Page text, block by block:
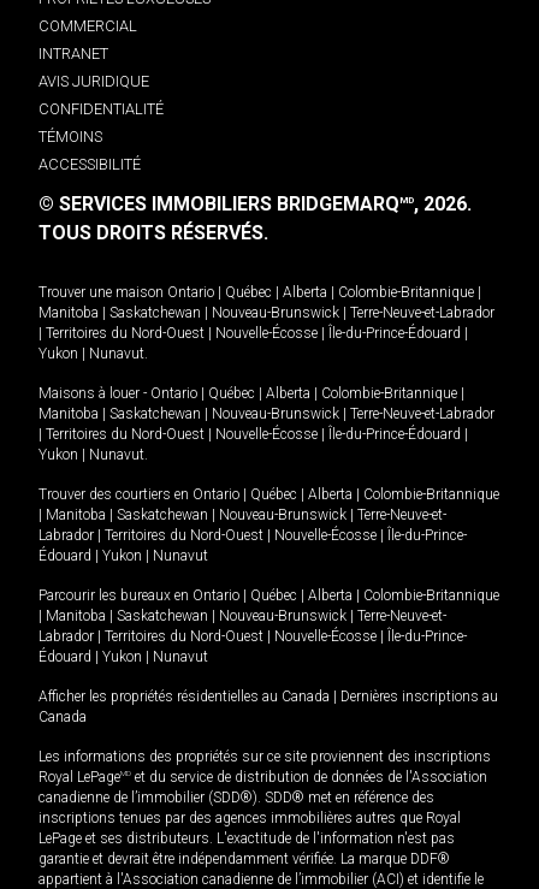
COMMERCIAL
INTRANET
AVIS JURIDIQUE
CONFIDENTIALITÉ
TÉMOINS
ACCESSIBILITÉ
© SERVICES IMMOBILIERS BRIDGEMARQMD, 2026.
TOUS DROITS RÉSERVÉS.
Trouver une maison Ontario | Québec | Alberta | Colombie-Britannique |
Manitoba | Saskatchewan | Nouveau-Brunswick | Terre-Neuve-et-Labrador
| Territoires du Nord-Ouest | Nouvelle-Écosse | Île-du-Prince-Édouard |
Yukon | Nunavut.
Maisons à louer - Ontario | Québec | Alberta | Colombie-Britannique |
Manitoba | Saskatchewan | Nouveau-Brunswick | Terre-Neuve-et-Labrador
| Territoires du Nord-Ouest | Nouvelle-Écosse | Île-du-Prince-Édouard |
Yukon | Nunavut.
Trouver des courtiers en Ontario | Québec | Alberta | Colombie-Britannique
| Manitoba | Saskatchewan | Nouveau-Brunswick | Terre-Neuve-et-
Labrador | Territoires du Nord-Ouest | Nouvelle-Écosse | Île-du-Prince-
Édouard | Yukon | Nunavut
Parcourir les bureaux en Ontario | Québec | Alberta | Colombie-Britannique
| Manitoba | Saskatchewan | Nouveau-Brunswick | Terre-Neuve-et-
Labrador | Territoires du Nord-Ouest | Nouvelle-Écosse | Île-du-Prince-
Édouard | Yukon | Nunavut
Afficher les propriétés résidentielles au Canada | Dernières inscriptions au
Canada
Les informations des propriétés sur ce site proviennent des inscriptions
Royal LePageMD et du service de distribution de données de l'Association
canadienne de l’immobilier (SDD®). SDD® met en référence des
inscriptions tenues par des agences immobilières autres que Royal
LePage et ses distributeurs. L'exactitude de l'information n'est pas
garantie et devrait être indépendamment vérifiée. La marque DDF®
appartient à l'Association canadienne de l’immobilier (ACI) et identifie le